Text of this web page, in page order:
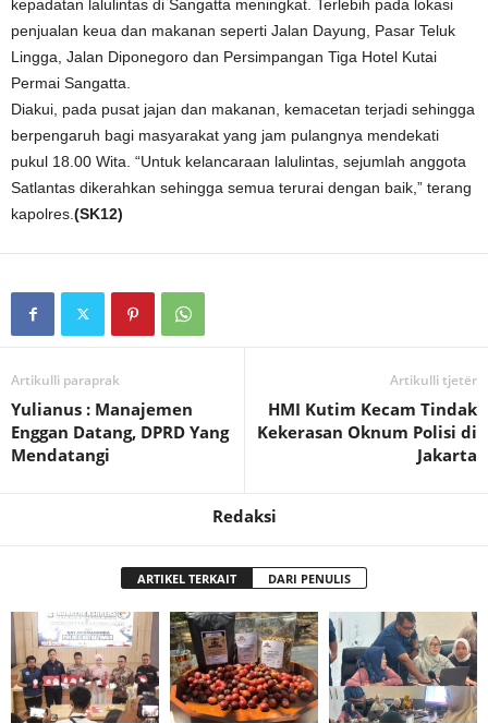
kepadatan lalulintas di Sangatta meningkat. Terlebih pada lokasi
penjualan keua dan makanan seperti Jalan Dayung, Pasar Teluk
Lingga, Jalan Diponegoro dan Persimpangan Tiga Hotel Kutai
Permai Sangatta.
Diakui, pada pusat jajan dan makanan, kemacetan terjadi sehingga
berpengaruh bagi masyarakat yang jam pulangnya mendekati
pukul 18.00 Wita. “Untuk kelancaraan lalulintas, sejumlah anggota
Satlantas dikerahkan sehingga semua terurai dengan baik,” terang
kapolres. (SK12)
Artikulli paraprak
Yulianus : Manajemen
Enggan Datang, DPRD Yang
Mendatangi
Artikulli tjetër
HMI Kutim Kecam Tindak
Kekerasan Oknum Polisi di
Jakarta
Redaksi
ARTIKEL TERKAIT DARI PENULIS